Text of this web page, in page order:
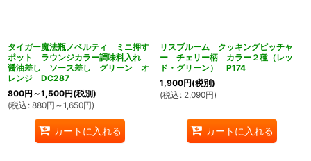
タイガー魔法瓶ノベルティ ミニ押す
ポット ラウンジカラー調味料入れ
醤油差し ソース差し グリーン オ
レンジ DC287
800円 ～1,500円(税別)
(税込 : 880円 ～1,650円)
カートに入れる
リスブルーム クッキングピッチャ
ー チェリー柄 カラー２種（レッ
ド・グリーン） P174
1,900円(税別)
(税込 : 2,090円)
カートに入れる